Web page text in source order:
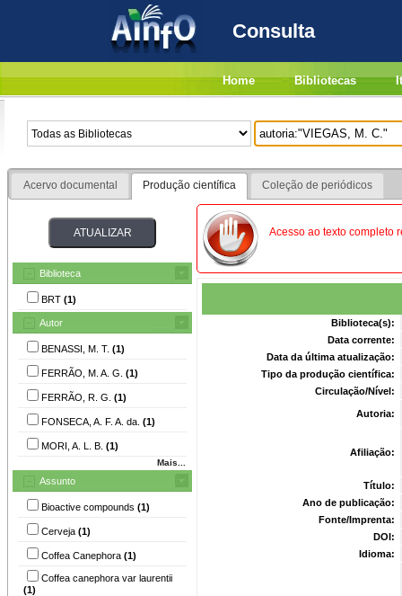
Consulta
Home Bibliotecas
Acervo documental Produção científica Coleção de periódicos
Biblioteca
BRT (1)
Autor
BENASSI, M. T. (1)
FERRÃO, M. A. G. (1)
FERRÃO, R. G. (1)
FONSECA, A. F. A. da. (1)
MORI, A. L. B. (1)
Mais...
Assunto
Bioactive compounds (1)
Cerveja (1)
Coffea Canephora (1)
Coffea canephora var laurentii
(1)
Acesso ao texto completo
Biblioteca(s):
Data corrente:
Data da última atualização:
Tipo da produção científica:
Circulação/Nível:
Autoria:
Afiliação:
Título:
Ano de publicação:
Fonte/Imprenta:
DOI:
Idioma: